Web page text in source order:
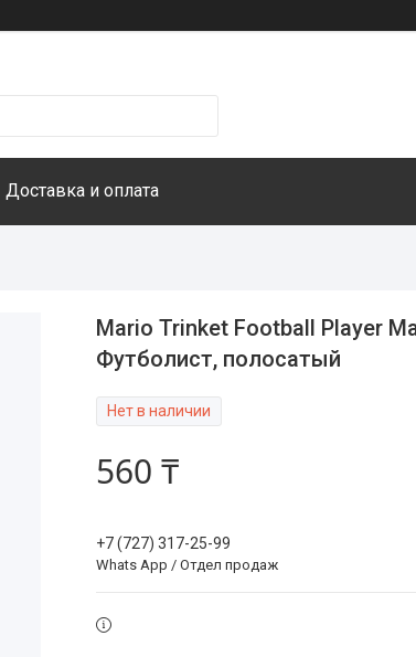
Доставка и оплата
Mario Trinket Football Player
Футболист, полосатый
Нет в наличии
560 ₸
+7 (727) 317-25-99
Whats App / Отдел продаж